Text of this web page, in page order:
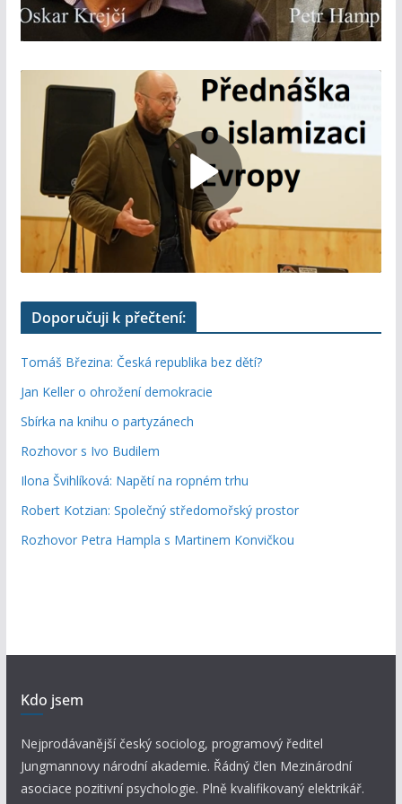
Doporučuji k přečtení:
Tomáš Březina: Česká republika bez dětí?
Jan Keller o ohrožení demokracie
Sbírka na knihu o partyzánech
Rozhovor s Ivo Budilem
Ilona Švihlíková: Napětí na ropném trhu
Robert Kotzian: Společný středomořský prostor
Rozhovor Petra Hampla s Martinem Konvičkou
Kdo jsem
Nejprodávanější český sociolog, programový ředitel
Jungmannovy národní akademie. Řádný člen Mezinárodní
asociace pozitivní psychologie. Plně kvalifikovaný elektrikář.